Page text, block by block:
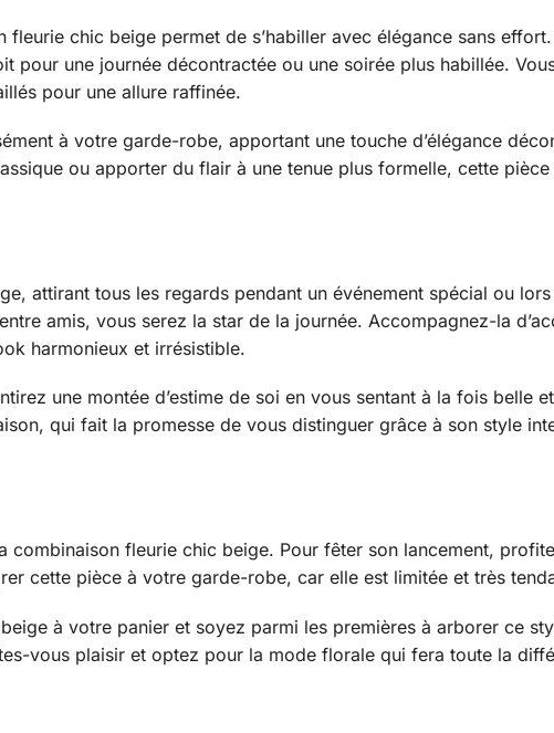
chic beige permet de s’habiller avec élégance sans
pour une journée décontractée ou une soirée plus habillée.
pour une allure raffinée.
à votre garde-robe, apportant une touche d’élégance
ou apporter du flair à une tenue plus formelle, cette
attirant tous les regards pendant un événement spécial ou lors
amis, vous serez la star de la journée. Accompagnez-la
harmonieux et irrésistible.
une montée d’estime de soi en vous sentant à la fois belle
qui fait la promesse de vous distinguer grâce à son style
combinaison fleurie chic beige. Pour fêter son lancement,
cette pièce à votre garde-robe, car elle est limitée et très
à votre panier et soyez parmi les premières à arborer ce
vous plaisir et optez pour la mode florale qui fera toute la